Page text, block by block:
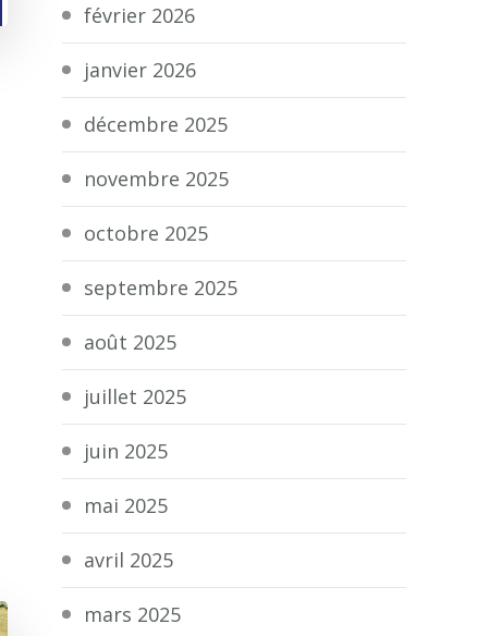
février 2026
janvier 2026
décembre 2025
novembre 2025
octobre 2025
septembre 2025
août 2025
juillet 2025
juin 2025
mai 2025
avril 2025
mars 2025